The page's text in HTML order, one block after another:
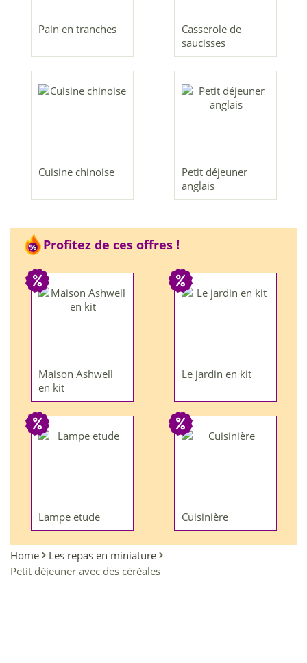
Pain en tranches
Casserole de
saucisses
Cuisine chinoise
Petit déjeuner
anglais
Profitez de ces offres !
Maison Ashwell
en kit
Le jardin en kit
Lampe etude Cuisinière
Home
Les repas en miniature
Petit déjeuner avec des céréales